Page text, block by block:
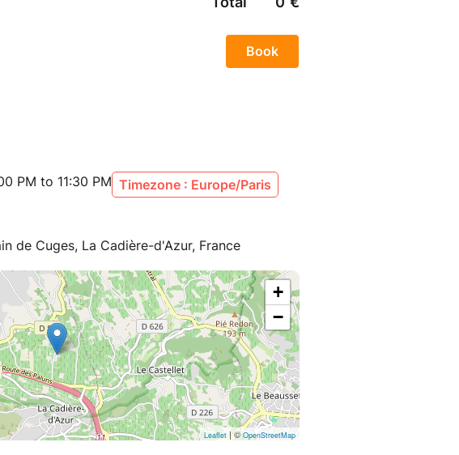
PM to 11:30 PM Timezone : Europe/Paris
de Cuges, La Cadière-d'Azur, France
+
−
Leaflet| ©OpenStreetMap